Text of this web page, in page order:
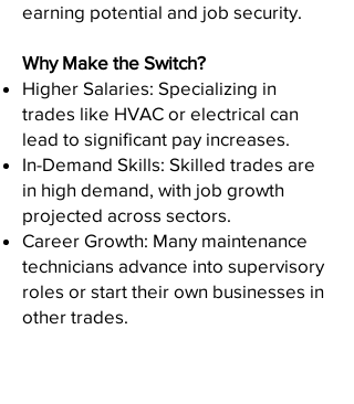
earning potential and job security.
Why Make the Switch?
Higher Salaries: Specializing in
trades like HVAC or electrical can
lead to significant pay increases.
In-Demand Skills: Skilled trades are
in high demand, with job growth
projected across sectors.
Career Growth: Many maintenance
technicians advance into supervisory
roles or start their own businesses in
other trades.